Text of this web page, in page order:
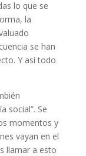
lo que se
la
se han
Y así todo
social”. Se
momentos y
vayan en el
llamar a esto